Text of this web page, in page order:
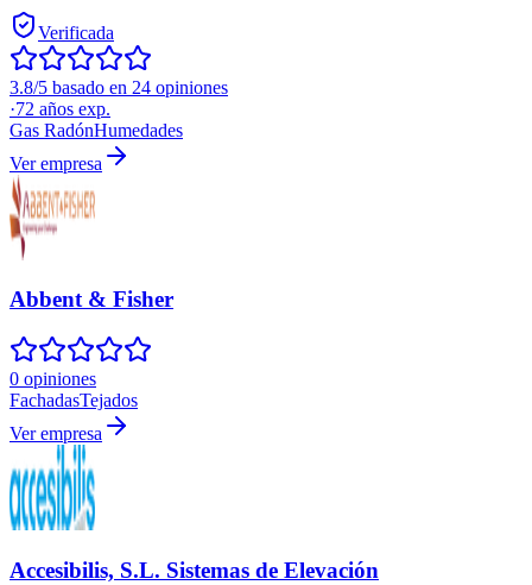
Verificada
3.8/5 basado en 24 opiniones
·72 años exp.
Gas RadónHumedades
Ver empresa
Abbent & Fisher
0 opiniones
FachadasTejados
Ver empresa
Accesibilis, S.L. Sistemas de Elevación